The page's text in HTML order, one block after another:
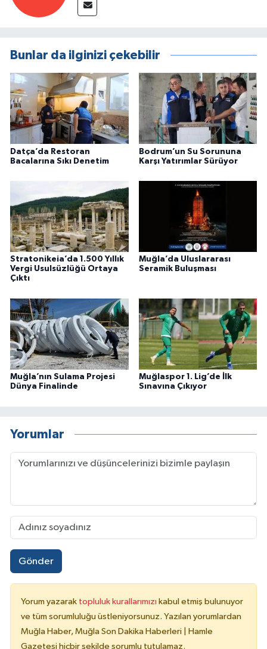
Bunlar da ilginizi çekebilir
Datça’da Restoran
Bacalarına Sıkı Denetim
Bodrum’un Su Sorununa
Karşı Yatırımlar Sürüyor
Stratonikeia’da 1.500 Yıllık
Vergi Usulsüzlüğü Ortaya
Çıktı
Muğla’da Uluslararası
Seramik Buluşması
Muğla’nın Sulama Projesi
Dünya Finalinde
Muğlaspor 1. Lig’de İlk
Sınavına Çıkıyor
Yorumlar
Gönder
Yorum yazarak topluluk kurallarımızı kabul etmiş bulunuyor
ve tüm sorumluluğu üstleniyorsunuz. Yazılan yorumlardan
Muğla Haber, Muğla Son Dakika Haberleri | Hamle
Gazetesi hiçbir şekilde sorumlu tutulamaz.